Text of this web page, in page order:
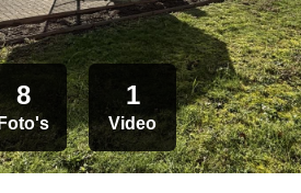
8
Foto's
1
Video